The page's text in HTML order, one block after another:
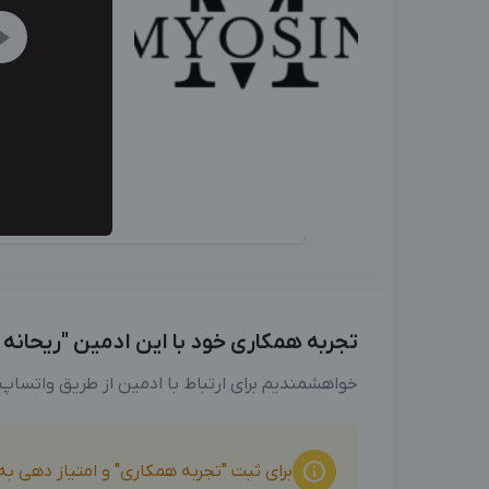
تجربه همکاری خود با این ادمین "ریحانه
خواهشمندیم برای ارتباط با ادمین از طریق
برای ثبت "تجربه همکاری" و امتیاز دهی